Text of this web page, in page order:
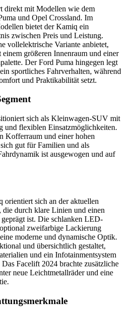
direkt mit Modellen wie dem
und Opel Crossland. Im
bietet der Kamiq ein
zwischen Preis und Leistung.
vollelektrische Variante anbietet,
größeren Innenraum und einer
Der Ford Puma hingegen legt
sportliches Fahrverhalten, während
und Praktikabilität setzt.
sich als Kleinwagen-SUV mit
und flexiblen Einsatzmöglichkeiten.
Kofferraum und einer hohen
gut für Familien und als
ist ausgewogen und auf
orientiert sich an der aktuellen
die durch klare Linien und einen
ist. Die schlanken LED-
zweifarbige Lackierung
moderne und dynamische Optik.
und übersichtlich gestaltet,
und ein Infotainmentsystem
Facelift 2024 brachte zusätzliche
neue Leichtmetallräder und eine